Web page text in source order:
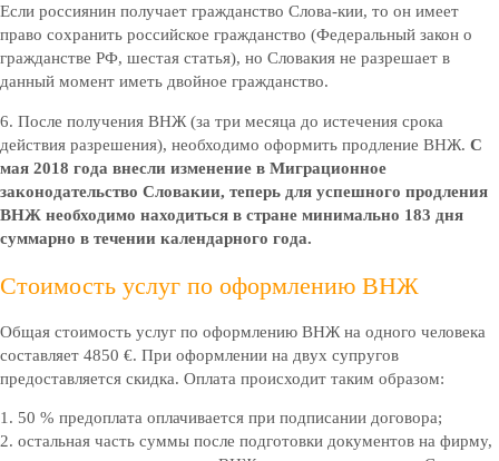
Если россиянин получает гражданство Слова-кии, то он имеет
право сохранить российское гражданство (Федеральный закон о
гражданстве РФ, шестая статья), но Словакия не разрешает в
данный момент иметь двойное гражданство.
6. После получения ВНЖ (за три месяца до истечения срока
действия разрешения), необходимо оформить продление ВНЖ. С
мая 2018 года внесли изменение в Миграционное
законодательство Словакии, теперь для успешного продления
ВНЖ необходимо находиться в стране минимально 183 дня
суммарно в течении календарного года.
Стоимость услуг по оформлению ВНЖ
Общая стоимость услуг по оформлению ВНЖ на одного человека
составляет 4850 €. При оформлении на двух супругов
предоставляется скидка. Оплата происходит таким образом:
1. 50 % предоплата оплачивается при подписании договора;
2. остальная часть суммы после подготовки документов на фирму,